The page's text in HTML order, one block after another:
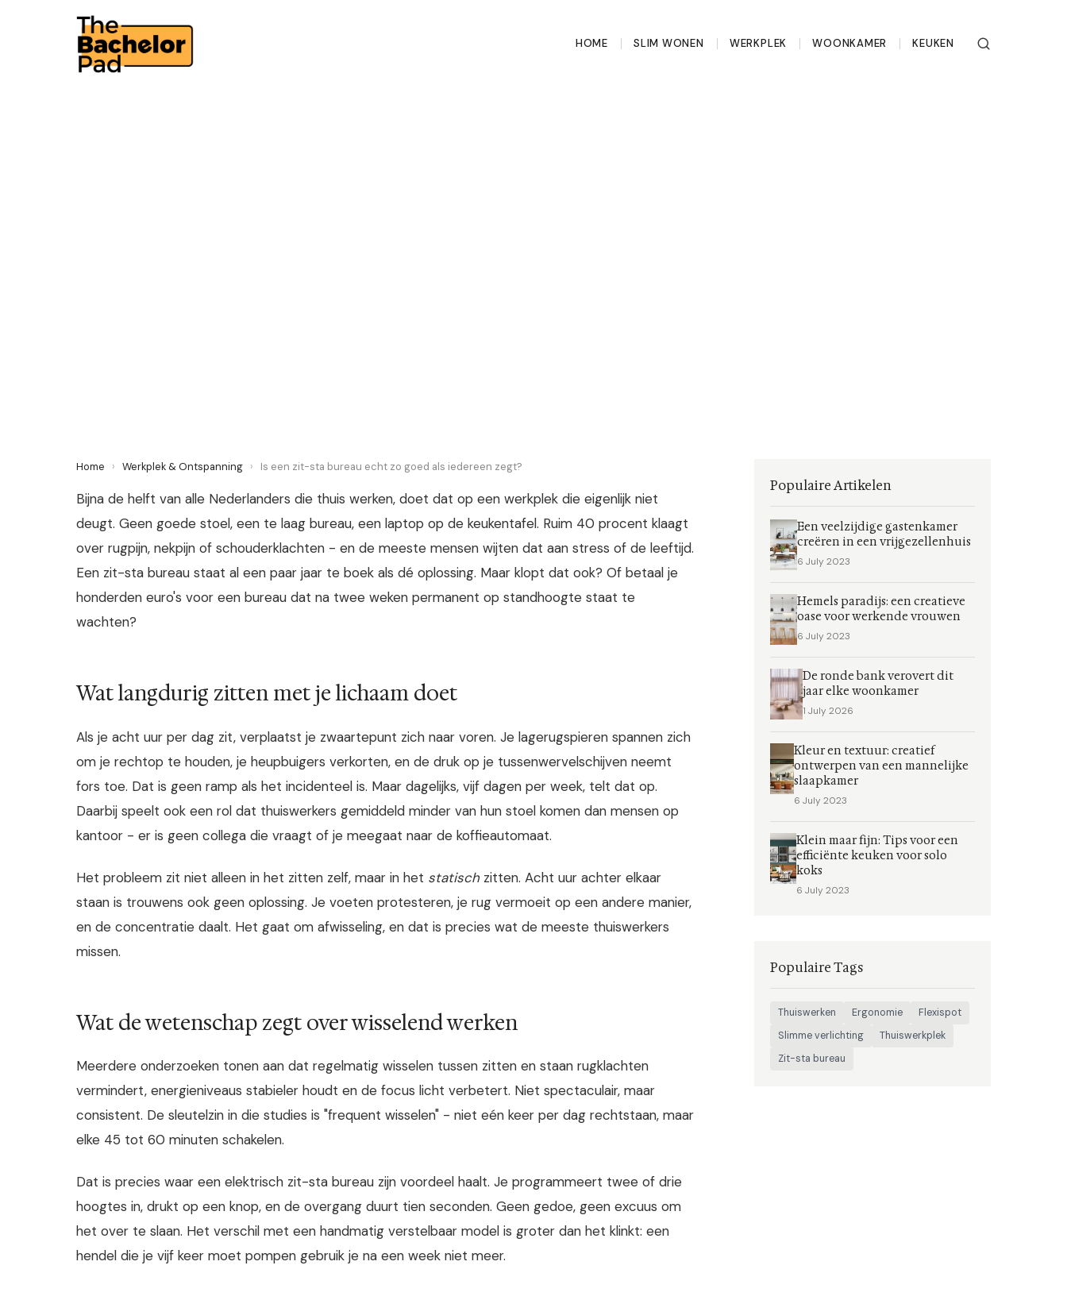
HOME SLIM WONEN WERKPLEK WOONKAMER KEUKEN
Home › Werkplek & Ontspanning › Is een zit-sta bureau echt zo goed als iedereen zegt?
Bijna de helft van alle Nederlanders die thuis werken, doet dat op een werkplek die eigenlijk niet
deugt. Geen goede stoel, een te laag bureau, een laptop op de keukentafel. Ruim 40 procent klaagt
over rugpijn, nekpijn of schouderklachten - en de meeste mensen wijten dat aan stress of de leeftijd.
Een zit-sta bureau staat al een paar jaar te boek als dé oplossing. Maar klopt dat ook? Of betaal je
honderden euro's voor een bureau dat na twee weken permanent op standhoogte staat te
wachten?
Wat langdurig zitten met je lichaam doet
Als je acht uur per dag zit, verplaatst je zwaartepunt zich naar voren. Je lagerug­spieren spannen zich
om je rechtop te houden, je heupbuigers verkorten, en de druk op je tussenwervelschijven neemt
fors toe. Dat is geen ramp als het incidenteel is. Maar dagelijks, vijf dagen per week, telt dat op.
Daarbij speelt ook een rol dat thuiswerkers gemiddeld minder van hun stoel komen dan mensen op
kantoor - er is geen collega die vraagt of je meegaat naar de koffieautomaat.
Het probleem zit niet alleen in het zitten zelf, maar in het statischzitten. Acht uur achter elkaar
staan is trouwens ook geen oplossing. Je voeten protesteren, je rug vermoeit op een andere manier,
en de concentratie daalt. Het gaat om afwisseling, en dat is precies wat de meeste thuiswerkers
missen.
Wat de wetenschap zegt over wisselend werken
Meerdere onderzoeken tonen aan dat regelmatig wisselen tussen zitten en staan rugklachten
vermindert, energieniveaus stabieler houdt en de focus licht verbetert. Niet spectaculair, maar
consistent. De sleutelzin in die studies is "frequent wisselen" - niet eén keer per dag rechtstaan, maar
elke 45 tot 60 minuten schakelen.
Dat is precies waar een elektrisch zit-sta bureau zijn voordeel haalt. Je programmeert twee of drie
hoogtes in, drukt op een knop, en de overgang duurt tien seconden. Geen gedoe, geen excuus om
het over te slaan. Het verschil met een handmatig verstelbaar model is groter dan het klinkt: een
hendel die je vijf keer moet pompen gebruik je na een week niet meer.
Populaire Artikelen
Een veelzijdige gastenkamer
creëren in een vrijgezellenhuis
6 July 2023
Hemels paradijs: een creatieve
oase voor werkende vrouwen
6 July 2023
De ronde bank verovert dit
jaar elke woonkamer
1 July 2026
Kleur en textuur: creatief
ontwerpen van een mannelijke
slaapkamer
6 July 2023
Klein maar fijn: Tips voor een
efficiënte keuken voor solo
koks
6 July 2023
Populaire Tags
Thuiswerken Ergonomie
Flexispot
Slimme verlichting
Thuiswerkplek
Zit-sta bureau